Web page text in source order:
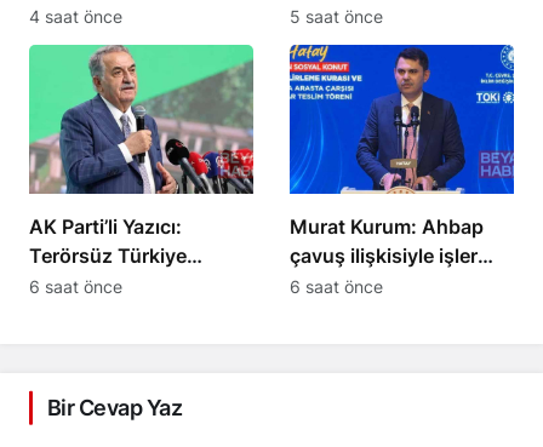
Ege’deki turizm
çerçevesini
değerlendirdi
4 saat önce
aile yanında takip ediyor
5 saat önce
AK Parti’li Yazıcı:
Terörsüz Türkiye
sürecinde yeni bir
6 saat önce
Murat Kurum: Ahbap
çavuş ilişkisiyle işler
yürümez
6 saat önce
Bir Cevap Yaz